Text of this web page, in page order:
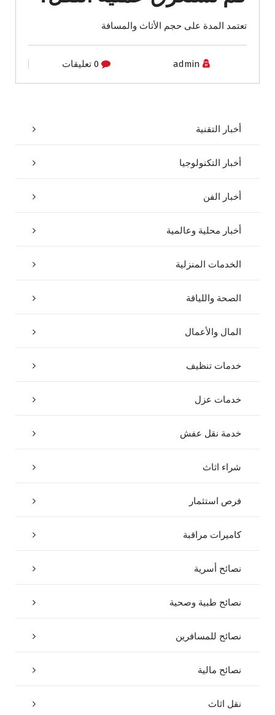
تعتمد المدة على حجم الأثاث والمسافة
admin 0 تعليقات
أخبار التقنية
أخبار التكنولوجيا
أخبار الفن
أخبار محلية وعالمية
الخدمات المنزلية
الصحة واللياقة
المال والأعمال
خدمات تنظيف
خدمات عزل
خدمة نقل عفش
شراء اثاث
فرص استثمار
كاميرات مراقبة
نصائح أسرية
نصائح طبية وصحية
نصائح للمسافرين
نصائح مالية
نقل اثاث